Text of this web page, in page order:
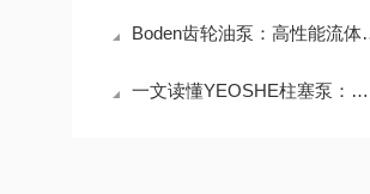
Boden齿轮油泵：高性能流体传输的优选方案
一文读懂YEOSHE柱塞泵：结构特点与工业场景应用